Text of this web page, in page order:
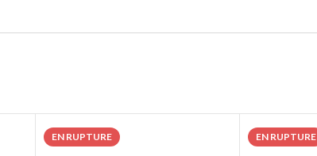
EN RUPTURE EN RUPTURE